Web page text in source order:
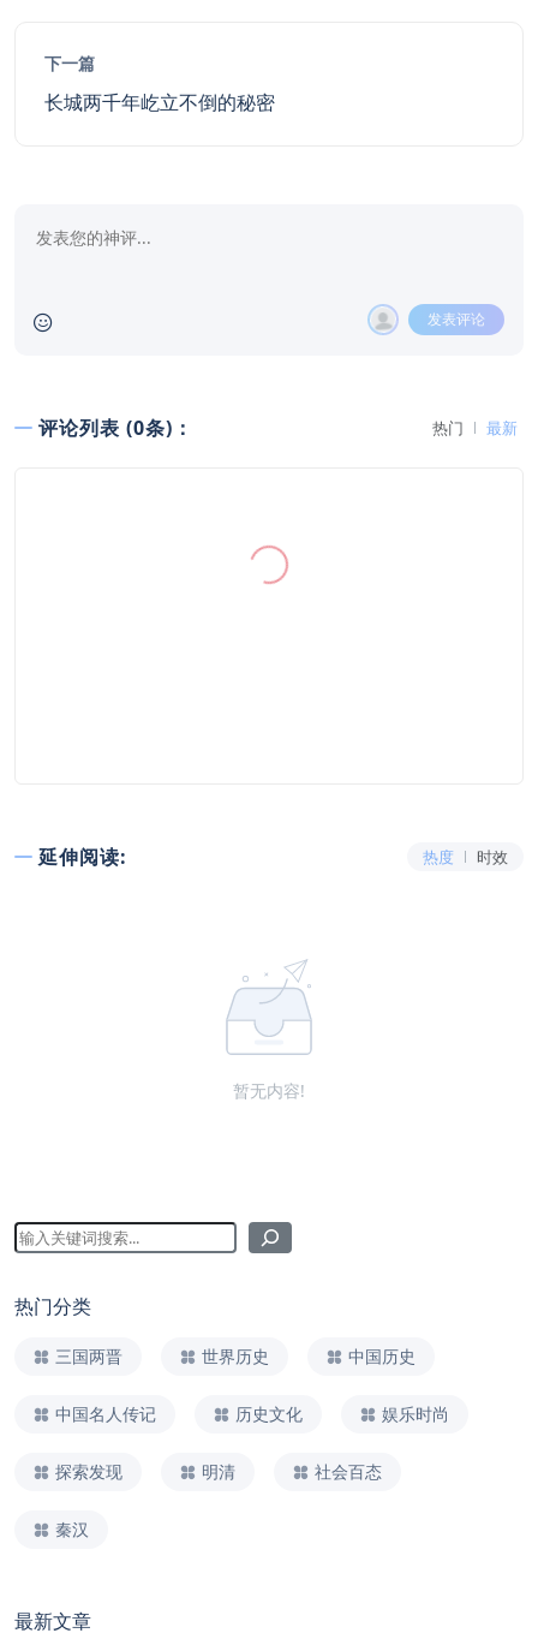
下一篇
长城两千年屹立不倒的秘密
发表评论
评论列表 (0条)： 热门 最新
延伸阅读: 热度 时效
暂无内容!
热门分类
三国两晋 世界历史 中国历史
中国名人传记 历史文化 娱乐时尚
探索发现 明清 社会百态
秦汉
最新文章